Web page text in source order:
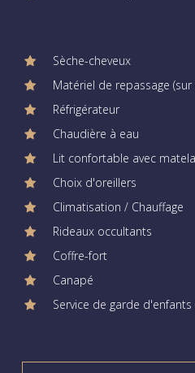
Sèche-cheveux
Matériel de repassage
Réfrigérateur
Chaudière à eau
Lit confortable avec
Choix d'oreillers
Climatisation / Chauffage
Rideaux occultants
Coffre-fort
Canapé
Service de garde